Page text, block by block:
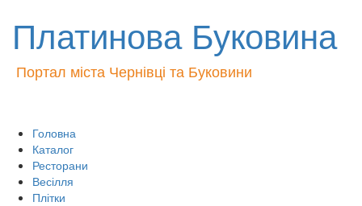
Платинова Буковина
Портал міста Чернівці та Буковини
Головна
Каталог
Ресторани
Весілля
Плітки